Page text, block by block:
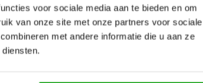
voor sociale media aan te bieden en om
van onze site met onze partners voor sociale
met andere informatie die u aan ze
€10,00